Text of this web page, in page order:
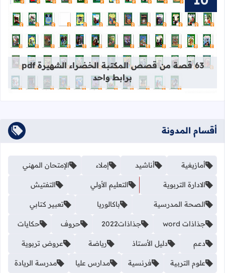
قراءة المزيد عن 63 قصة من قصص المكتبة الخضراء الشهيرة pdf برابط واحد
63 قصة من قصص المكتبة الخضراء الشهيرة pdf
برابط واحد
أقسام المدونة
أمازيغية أناشيد إملاء الإمتحان المهني
الادارة التربوية التعليم الأولي التفتيش
الصحة المدرسية باكالوريا تعبير كتابي
جذاذات word جذاذات2022 حروف حكايات
دعم دليل الأستاذ رياضة عروض تربوية
علوم التربية فرنسية مدارس عليا مدرسة الريادة